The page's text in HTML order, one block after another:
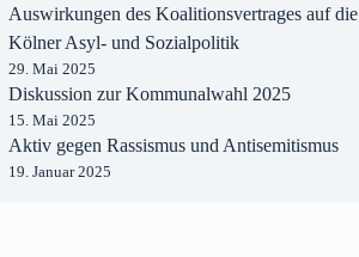
Auswirkungen des Koalitionsvertrages auf die
Kölner Asyl- und Sozialpolitik
29. Mai 2025
Diskussion zur Kommunalwahl 2025
15. Mai 2025
Aktiv gegen Rassismus und Antisemitismus
19. Januar 2025